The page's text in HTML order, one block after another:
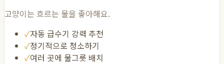
고양이는 흐르는 물을 좋아해요.
✓자동 급수기 강력 추천
✓정기적으로 청소하기
✓여러 곳에 물그릇 배치